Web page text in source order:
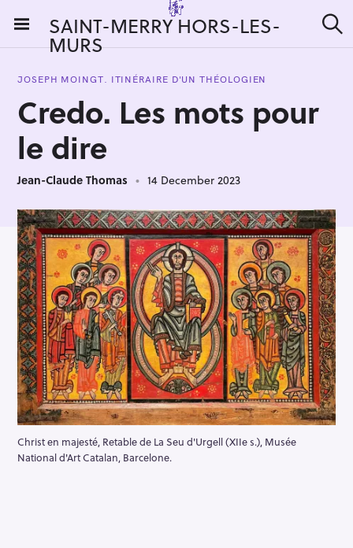
i
SAINT-MERRY HORS-LES-
MURS e
JOSEPH MOINGT. ITINÉRAIRE D'UN THÉOLOGIEN
Credo. Les mots pour
le dire
Jean-Claude Thomas 14 December 2023
Christ en majesté, Retable de La Seu d'Urgell (XIIe s.), Musée
National d'Art Catalan, Barcelone.